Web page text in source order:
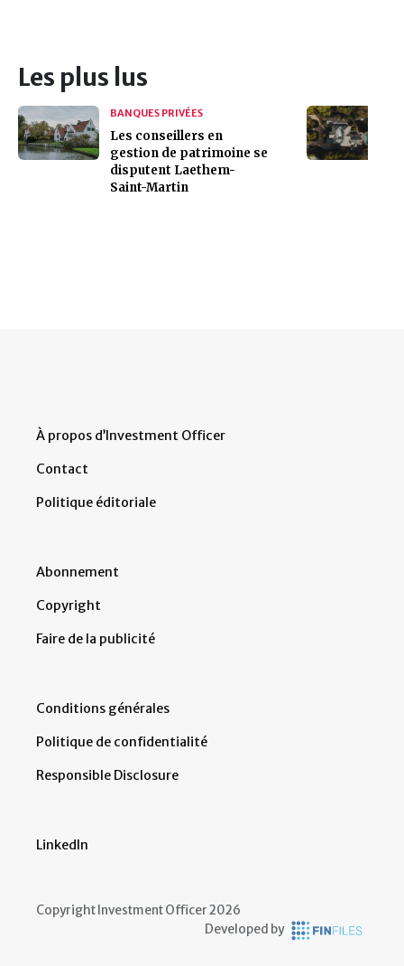
Les plus lus
BANQUES PRIVÉES
Les conseillers en
gestion de patrimoine se
disputent Laethem-
Saint-Martin
À propos d’Investment Officer
Contact
Politique éditoriale
Abonnement
Copyright
Faire de la publicité
Conditions générales
Politique de confidentialité
Responsible Disclosure
LinkedIn
Copyright Investment Officer 2026
Developed by